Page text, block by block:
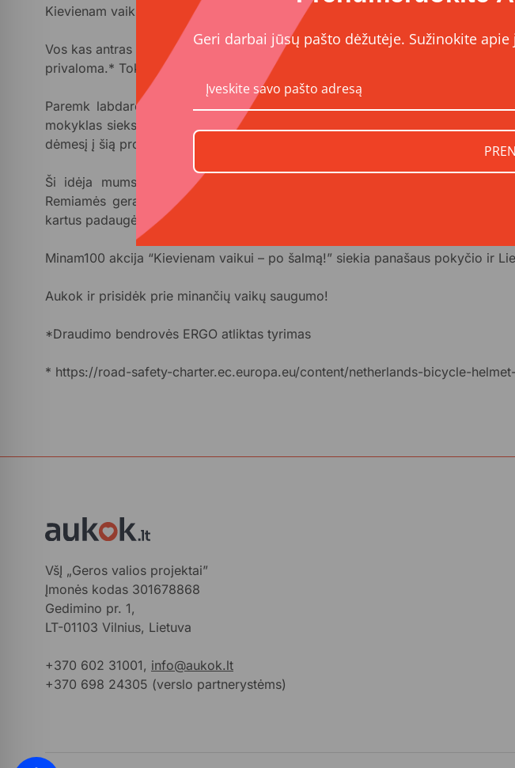
Kievienam vaikui – po šalmą!
Vos kas antras vaikas ir jaunuolis į gatvę ar kiemą dviračiu išmina be šalmo, o
privaloma.* Tokie pasivažinėjimai – tik žingsnis iki nelaimės.
Paremk labdaros organizacijos Minam100 akciją „Kiekvienam vaikui – po
mokyklas sieksime išdalinti 250 šalmų kartu su informaciniais lankstinukais,
dėmesį į šią problemą.
Ši idėja mums kilo dalyvaujant Europos Komisijos įsteigtos Europos
Remiamės gerąja Olandijos praktika – dėl panašios, kelerius metus
kartus padaugėjo šalmus dėvinčių dviratininkų.
Minam100 akcija “Kievienam vaikui – po šalmą!” siekia panašaus pokyčio ir
Aukok ir prisidėk prie minančių vaikų saugumo!
*Draudimo bendrovės ERGO atliktas tyrimas
* https://road-safety-charter.ec.europa.eu/content/netherlands-bicycle-
VšĮ „Geros valios projektai”
Įmonės kodas 301678868
Gedimino pr. 1,
LT-01103 Vilnius, Lietuva
+370 602 31001, info@aukok.lt
+370 698 24305 (verslo partnerystėms)
Geri darbai jūsų pašto dėžutėje. Sužinokite